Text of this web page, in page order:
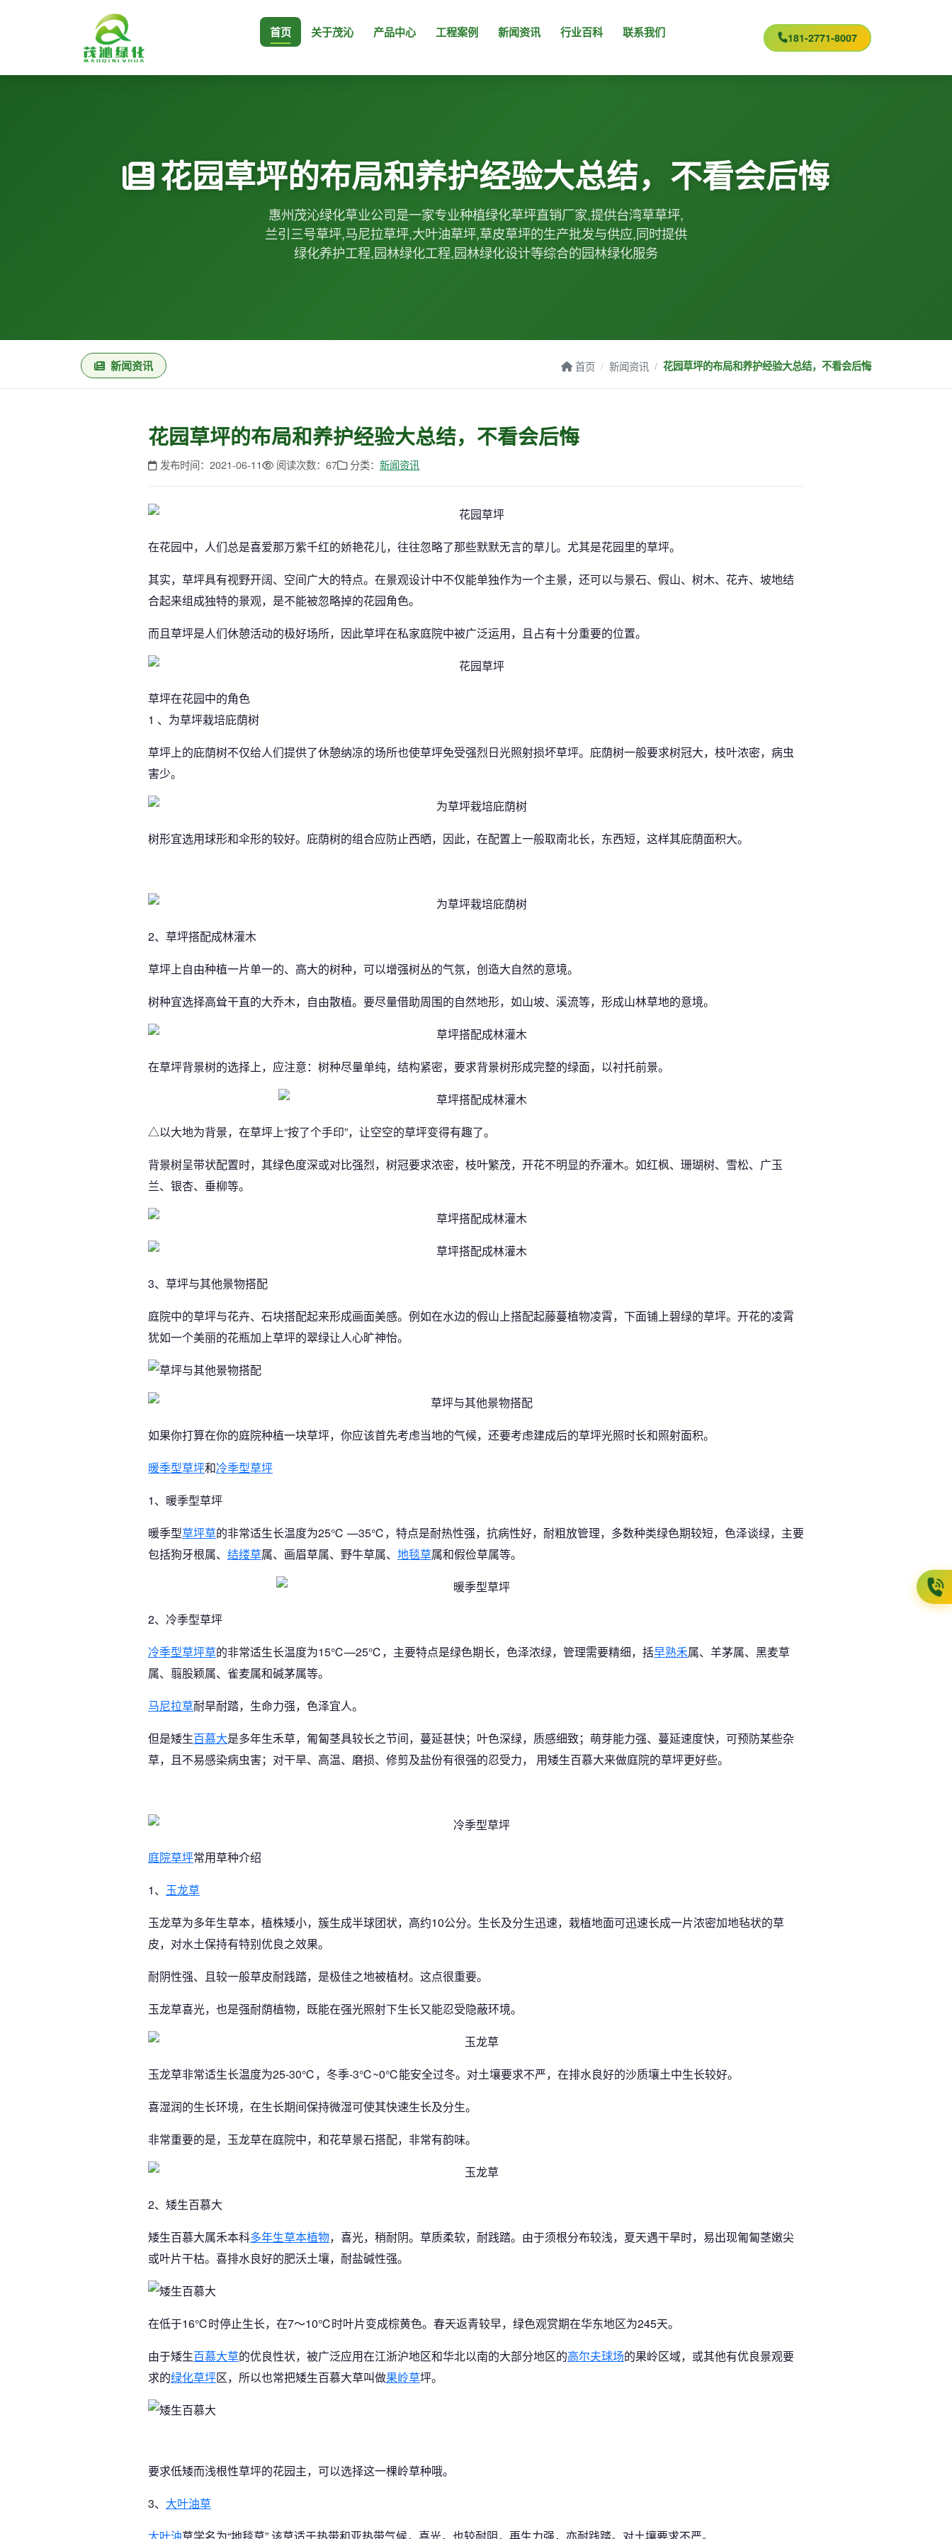
首页 关于茂沁 产品中心 工程案例 新闻资讯 行业百科 联系我们 181-2771-8007
花园草坪的布局和养护经验大总结，不看会后悔
惠州茂沁绿化草业公司是一家专业种植绿化草坪直销厂家,提供台湾草草坪,
兰引三号草坪,马尼拉草坪,大叶油草坪,草皮草坪的生产批发与供应,同时提供
绿化养护工程,园林绿化工程,园林绿化设计等综合的园林绿化服务
新闻资讯 首页 新闻资讯 花园草坪的布局和养护经验大总结，不看会后悔
花园草坪的布局和养护经验大总结，不看会后悔
发布时间：2021-06-11 阅读次数：67 分类： 新闻资讯
在花园中，人们总是喜爱那万紫千红的娇艳花儿，往往忽略了那些默默无言的草儿。尤其是花园里的草坪。
其实，草坪具有视野开阔、空间广大的特点。在景观设计中不仅能单独作为一个主景，还可以与景石、假山、树木、花卉、坡地结
合起来组成独特的景观，是不能被忽略掉的花园角色。
而且草坪是人们休憩活动的极好场所，因此草坪在私家庭院中被广泛运用，且占有十分重要的位置。
草坪在花园中的角色
1 、为草坪栽培庇荫树
草坪上的庇荫树不仅给人们提供了休憩纳凉的场所也使草坪免受强烈日光照射损坏草坪。庇荫树一般要求树冠大，枝叶浓密，病虫
害少。
树形宜选用球形和伞形的较好。庇荫树的组合应防止西晒，因此，在配置上一般取南北长，东西短，这样其庇荫面积大。
2、草坪搭配成林灌木
草坪上自由种植一片单一的、高大的树种，可以增强树丛的气氛，创造大自然的意境。
树种宜选择高耸干直的大乔木，自由散植。要尽量借助周围的自然地形，如山坡、溪流等，形成山林草地的意境。
在草坪背景树的选择上，应注意：树种尽量单纯，结构紧密，要求背景树形成完整的绿面，以衬托前景。
△以大地为背景，在草坪上“按了个手印”，让空空的草坪变得有趣了。
背景树呈带状配置时，其绿色度深或对比强烈，树冠要求浓密，枝叶繁茂，开花不明显的乔灌木。如红枫、珊瑚树、雪松、广玉
兰、银杏、垂柳等。
3、草坪与其他景物搭配
庭院中的草坪与花卉、石块搭配起来形成画面美感。例如在水边的假山上搭配起藤蔓植物凌霄，下面铺上碧绿的草坪。开花的凌霄
犹如一个美丽的花瓶加上草坪的翠绿让人心旷神怡。
如果你打算在你的庭院种植一块草坪，你应该首先考虑当地的气候，还要考虑建成后的草坪光照时长和照射面积。
暖季型草坪和冷季型草坪
1、暖季型草坪
暖季型草坪草的非常适生长温度为25℃ —35℃，特点是耐热性强，抗病性好，耐粗放管理，多数种类绿色期较短，色泽谈绿，主要
包括狗牙根属、 结缕草属、画眉草属、野牛草属、 地毯草属和假俭草属等。
2、冷季型草坪
冷季型草坪草的非常适生长温度为15℃—25℃，主要特点是绿色期长，色泽浓绿，管理需要精细，括早熟禾属、羊茅属、黑麦草
属、翦股颖属、雀麦属和碱茅属等。
马尼拉草耐旱耐踏，生命力强，色泽宜人。
但是矮生百慕大是多年生禾草，匍匐茎具较长之节间，蔓延甚快；叶色深绿，质感细致；萌芽能力强、蔓延速度快，可预防某些杂
草，且不易感染病虫害；对干旱、高温、磨损、修剪及盐份有很强的忍受力， 用矮生百慕大来做庭院的草坪更好些。
庭院草坪常用草种介绍
1、 玉龙草
玉龙草为多年生草本，植株矮小，簇生成半球团状，高约10公分。生长及分生迅速，栽植地面可迅速长成一片浓密加地毡状的草
皮，对水土保持有特别优良之效果。
耐阴性强、且较一般草皮耐践踏，是极佳之地被植材。这点很重要。
玉龙草喜光，也是强耐荫植物，既能在强光照射下生长又能忍受隐蔽环境。
玉龙草非常适生长温度为25-30℃，冬季-3℃~0℃能安全过冬。对土壤要求不严，在排水良好的沙质壤土中生长较好。
喜湿润的生长环境，在生长期间保持微湿可使其快速生长及分生。
非常重要的是，玉龙草在庭院中，和花草景石搭配，非常有韵味。
2、矮生百慕大
矮生百慕大属禾本科多年生草本植物，喜光，稍耐阴。草质柔软，耐践踏。由于须根分布较浅，夏天遇干旱时，易出现匍匐茎嫩尖
或叶片干枯。喜排水良好的肥沃土壤，耐盐碱性强。
在低于16℃时停止生长，在7～10℃时叶片变成棕黄色。春天返青较早，绿色观赏期在华东地区为245天。
由于矮生百慕大草的优良性状，被广泛应用在江浙沪地区和华北以南的大部分地区的高尔夫球场的果岭区域，或其他有优良景观要
求的绿化草坪区，所以也常把矮生百慕大草叫做果岭草坪。
要求低矮而浅根性草坪的花园主，可以选择这一棵岭草种哦。
3、 大叶油草